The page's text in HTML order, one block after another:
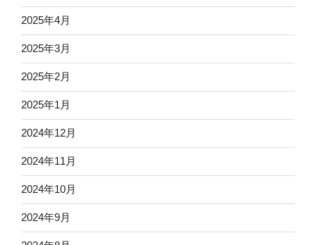
2025年4月
2025年3月
2025年2月
2025年1月
2024年12月
2024年11月
2024年10月
2024年9月